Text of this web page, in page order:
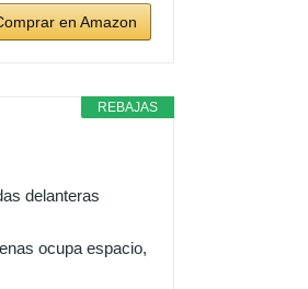
en Amazon
REBAJAS
delanteras
ocupa espacio,